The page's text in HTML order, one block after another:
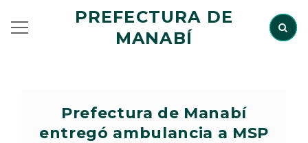
PREFECTURA DE
MANABÍ
Prefectura de Manabí
entregó ambulancia a MSP